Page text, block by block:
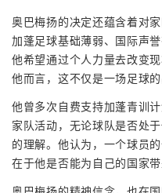
奥巴梅扬的决定还蕴含着对
加蓬足球基础薄弱、国际声
他希望通过个人力量去改变
他而言，这不仅是一场足球
他曾多次自费支持加蓬青训
家队活动，无论球队是否处
的理解。他认为，一个球员
在于他是否能为自己的国家带